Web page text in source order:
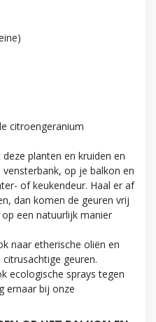
citroengeranium
planten en kruiden en
op je balkon en
of keukendeur. Haal er af
dan komen de geuren vrij
een natuurlijk manier
naar etherische oliën en
geuren.
ecologische sprays tegen
ernaar bij onze